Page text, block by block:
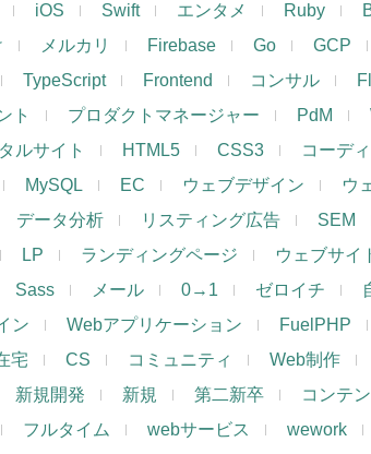
iOS Swift エンタメ Ruby
メルカリ Firebase Go GCP
TypeScript Frontend コンサル
ト プロダクトマネージャー PdM
ルサイト HTML5 CSS3 コーデ
MySQL EC ウェブデザイン
ウ
データ分析 リスティング広告 SEM
LP ランディングページ ウェブサイ
Sass メール 0→1 ゼロイチ
ン Webアプリケーション FuelPHP
宅 CS コミュニティ Web制作
新規開発 新規 第二新卒 コンテ
フルタイム webサービス
wework